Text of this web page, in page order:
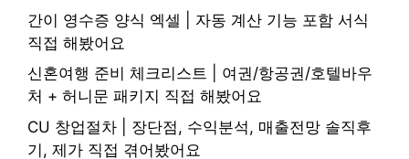
간이 영수증 양식 엑셀 | 자동 계산 기능 포함 서식
직접 해봤어요
신혼여행 준비 체크리스트 | 여권/항공권/호텔바우
처 + 허니문 패키지 직접 해봤어요
CU 창업절차 | 장단점, 수익분석, 매출전망 솔직후
기, 제가 직접 겪어봤어요